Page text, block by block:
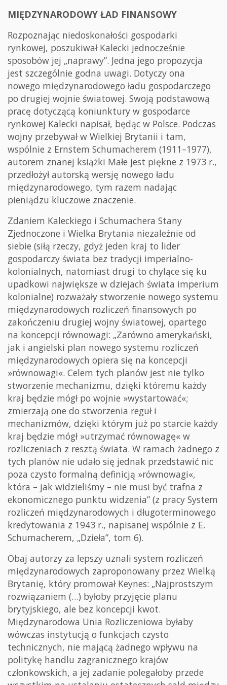
MIĘDZYNARODOWY ŁAD FINANSOWY
Rozpoznając niedoskonałości gospodarki
rynkowej, poszukiwał Kalecki jednocześnie
sposobów jej „naprawy”. Jedna jego propozycja
jest szczególnie godna uwagi. Dotyczy ona
nowego międzynarodowego ładu gospodarczego
po drugiej wojnie światowej. Swoją podstawową
pracę dotyczącą koniunktury w gospodarce
rynkowej Kalecki napisał, będąc w Polsce. Podczas
wojny przebywał w Wielkiej Brytanii i tam,
wspólnie z Ernstem Schumacherem (1911–1977),
autorem znanej książki Małe jest piękne z 1973 r.,
przedłożył autorską wersję nowego ładu
międzynarodowego, tym razem nadając
pieniądzu kluczowe znaczenie.
Zdaniem Kaleckiego i Schumachera Stany
Zjednoczone i Wielka Brytania niezależnie od
siebie (siłą rzeczy, gdyż jeden kraj to lider
gospodarczy świata bez tradycji imperialno-
kolonialnych, natomiast drugi to chylące się ku
upadkowi największe w dziejach świata imperium
kolonialne) rozważały stworzenie nowego systemu
międzynarodowych rozliczeń finansowych po
zakończeniu drugiej wojny światowej, opartego
na koncepcji równowagi: „Zarówno amerykański,
jak i angielski plan nowego systemu rozliczeń
międzynarodowych opiera się na koncepcji
»równowagi«. Celem tych planów jest nie tylko
stworzenie mechanizmu, dzięki któremu każdy
kraj będzie mógł po wojnie »wystartować«;
zmierzają one do stworzenia reguł i
mechanizmów, dzięki którym już po starcie każdy
kraj będzie mógł »utrzymać równowagę« w
rozliczeniach z resztą świata. W ramach żadnego z
tych planów nie udało się jednak przedstawić nic
poza czysto formalną definicją »równowagi«,
która – jak widzieliśmy – nie musi być trafna z
ekonomicznego punktu widzenia” (z pracy System
rozliczeń międzynarodowych i długoterminowego
kredytowania z 1943 r., napisanej wspólnie z E.
Schumacherem, „Dzieła”, tom 6).
Obaj autorzy za lepszy uznali system rozliczeń
międzynarodowych zaproponowany przez Wielką
Brytanię, który promował Keynes: „Najprostszym
rozwiązaniem (…) byłoby przyjęcie planu
brytyjskiego, ale bez koncepcji kwot.
Międzynarodowa Unia Rozliczeniowa byłaby
wówczas instytucją o funkcjach czysto
technicznych, nie mającą żadnego wpływu na
politykę handlu zagranicznego krajów
członkowskich, a jej zadanie polegałoby przede